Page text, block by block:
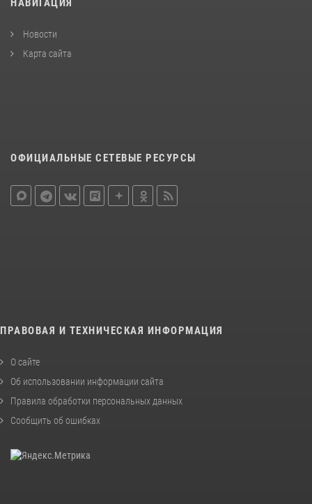
НАВИГАЦИЯ
Новости
Карта сайта
ОФИЦИАЛЬНЫЕ СЕТЕВЫЕ РЕСУРСЫ
ПРАВОВАЯ И ТЕХНИЧЕСКАЯ ИНФОРМАЦИЯ
О сайте
Об использовании информации сайта
Правила обработки персональных данных
Сообщить об ошибках